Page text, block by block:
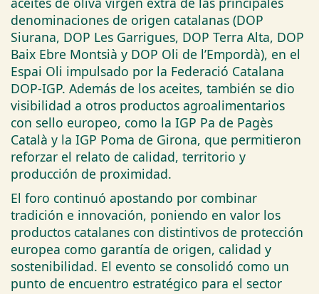
denominaciones de origen catalanas (DOP
Siurana, DOP Les Garrigues, DOP Terra Alta, DOP
Baix Ebre Montsià y DOP Oli de l’Empordà), en el
Espai Oli impulsado por la Federació Catalana
DOP-IGP. Además de los aceites, también se dio
visibilidad a otros productos agroalimentarios
con sello europeo, como la IGP Pa de Pagès
Català y la IGP Poma de Girona, que permitieron
reforzar el relato de calidad, territorio y
producción de proximidad.
El foro continuó apostando por combinar
tradición e innovación, poniendo en valor los
productos catalanes con distintivos de protección
europea como garantía de origen, calidad y
sostenibilidad. El evento se consolidó como un
punto de encuentro estratégico para el sector